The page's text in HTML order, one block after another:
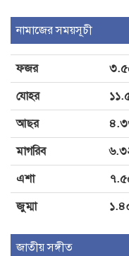
নামাজের সময়সূচী
ফজর
যোহর
আছর
মাগরিব
এশা
জুম্মা
জাতীয় সঙ্গীত